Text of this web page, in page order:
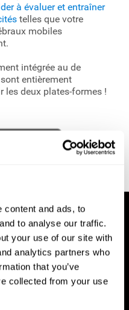
content and ads, to
to analyse our traffic.
your use of our site with
analytics partners who
that you’ve
collected from your use
à évaluer et entraîner
telles que votre
mobiles
intégrée au de
entièrement
les deux plates-formes !